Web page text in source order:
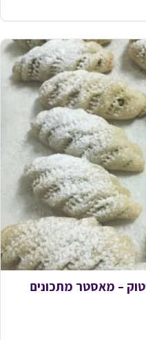
– מאסטר מתכונים